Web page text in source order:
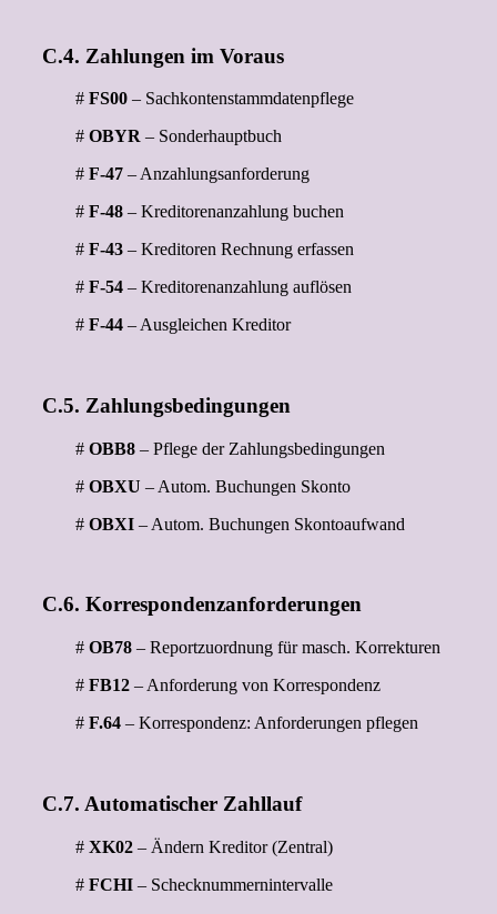
C.4. Zahlungen im Voraus
# FS00 – Sachkontenstammdatenpflege
# OBYR – Sonderhauptbuch
# F-47 – Anzahlungsanforderung
# F-48 – Kreditorenanzahlung buchen
# F-43 – Kreditoren Rechnung erfassen
# F-54 – Kreditorenanzahlung auflösen
# F-44 – Ausgleichen Kreditor
C.5. Zahlungsbedingungen
# OBB8 – Pflege der Zahlungsbedingungen
# OBXU – Autom. Buchungen Skonto
# OBXI – Autom. Buchungen Skontoaufwand
C.6. Korrespondenzanforderungen
# OB78 – Reportzuordnung für masch. Korrekturen
# FB12 – Anforderung von Korrespondenz
# F.64 – Korrespondenz: Anforderungen pflegen
C.7. Automatischer Zahllauf
# XK02 – Ändern Kreditor (Zentral)
# FCHI – Schecknummernintervalle